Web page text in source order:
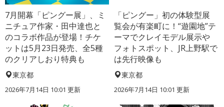
7月開幕「ピングー展」、ミ
ニチュア作家・田中達也と
のコラボ作品が登場！チケ
ットは5月23日発売、全5種
のクリアしおり特典も
東京都
2026年7月14日 10:01 更新
「ピングー」初の体験型展
覧会が有楽町に！“遊園地”テ
ーマでクレイモデル展示や
フォトスポット、JR上野駅で
は先行映像も
東京都
2026年7月14日 10:01 更新